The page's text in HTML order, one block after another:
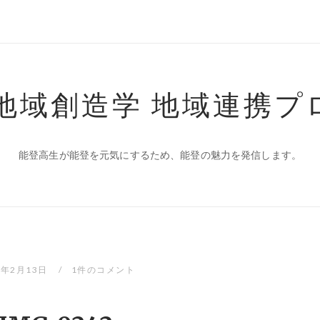
域創造学 地域連携プ
能登高生が能登を元気にするため、能登の魅力を発信します。
2月13日 1件のコメント